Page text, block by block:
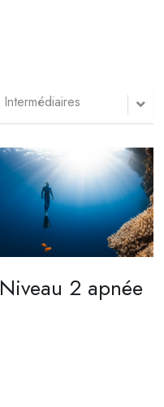
Intermédiaires
Niveau 2 apnée